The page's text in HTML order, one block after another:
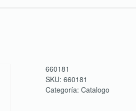
660181
SKU: 660181
Categoría: Catalogo